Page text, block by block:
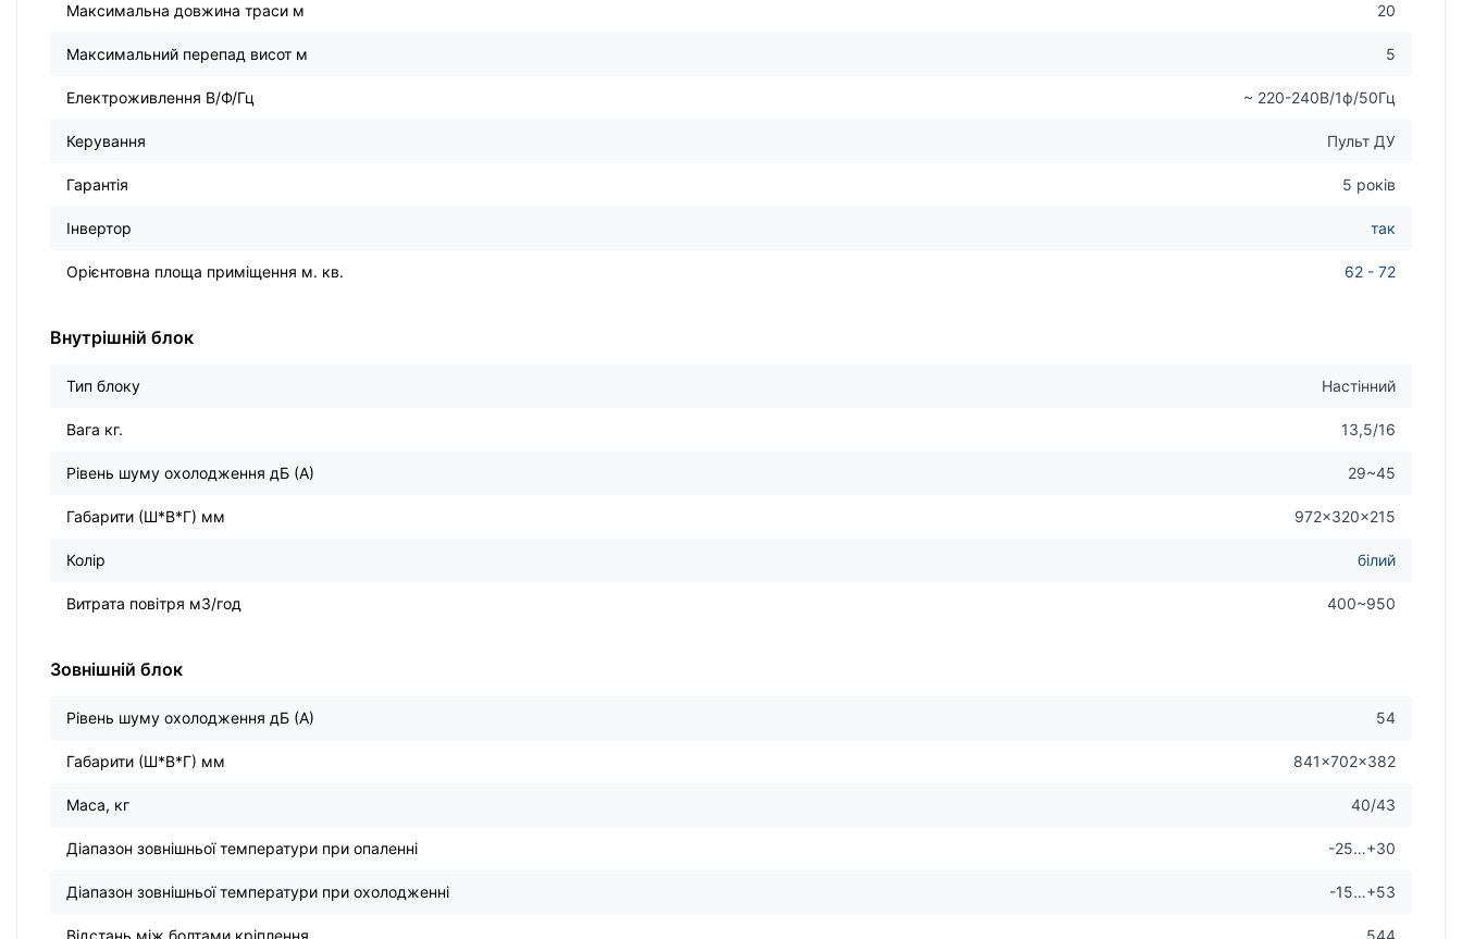
Максимальна довжина траси м 20
Максимальний перепад висот м 5
Електроживлення В/Ф/Гц ~ 220-240В/1ф/50Гц
Керування Пульт ДУ
Гарантія 5 років
Інвертор так
Орієнтовна площа приміщення м. кв. 62 - 72
Внутрішній блок
Тип блоку Настінний
Вага кг. 13,5/16
Рівень шуму охолодження дБ (А) 29~45
Габарити (Ш*В*Г) мм 972×320×215
Колір білий
Витрата повітря м3/год 400~950
Зовнішній блок
Рівень шуму охолодження дБ (А) 54
Габарити (Ш*В*Г) мм 841×702×382
Маса, кг 40/43
Діапазон зовнішньої температури при опаленні -25…+30
Діапазон зовнішньої температури при охолодженні -15…+53